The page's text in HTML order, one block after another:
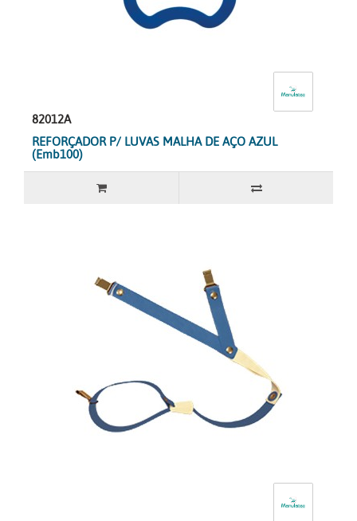
82012A
REFORÇADOR P/ LUVAS MALHA DE AÇO AZUL
(Emb100)